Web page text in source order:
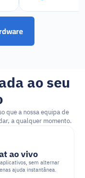
ao seu
que a nossa equipa de
a qualquer momento.
ao vivo
sem alternar
ajuda instantânea.